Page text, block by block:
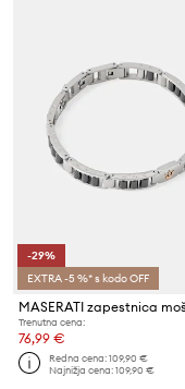
-29%
EXTRA -5 %* s kodo OFF
Trenutna cena:
76,99 €
Redna cena:109,90 €
Najnižja cena:109,90 €